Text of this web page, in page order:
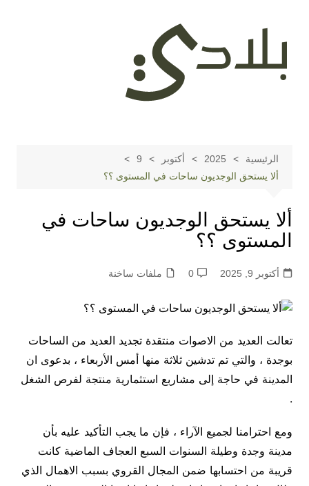
المحتوى
الرئيسية 2025 أكتوبر
9
ألا يستحق الوجديون ساحات في المستوى ؟؟
ألا يستحق الوجديون ساحات في
المستوى ؟؟
أكتوبر 9, 2025 0 ملفات ساخنة
تعالت العديد من الاصوات منتقدة تجديد العديد من الساحات
بوجدة ، والتي تم تدشين ثلاثة منها أمس الأربعاء ، بدعوى ان
المدينة في حاجة إلى مشاربع استثمارية منتجة لفرص الشغل
.
ومع احترامنا لجميع الآراء ، فإن ما يجب التأكيد عليه بأن
مدينة وجدة وطيلة السنوات السبع العجاف الماضية كانت
قريبة من احتسابها ضمن المجال القروي بسبب الاهمال الذي